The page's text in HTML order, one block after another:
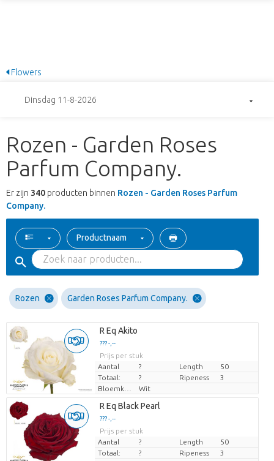
Flowers
Dinsdag 11-8-2026
Rozen - Garden Roses
Parfum Company.
Er zijn 340 producten binnen Rozen - Garden Roses Parfum
Company.
Productnaam
Rozen Garden Roses Parfum Company.
R Eq Akito
??? -,--
Prijs per stuk
Aantal
? Length
50
Totaal:
? Ripeness
3
Bloemkleur
Wit
R Eq Black Pearl
??? -,--
Prijs per stuk
Aantal
? Length
50
Totaal:
? Ripeness
3